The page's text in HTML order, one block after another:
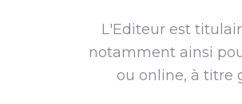
L'Editeur est
notamment ainsi
ou online, à titre